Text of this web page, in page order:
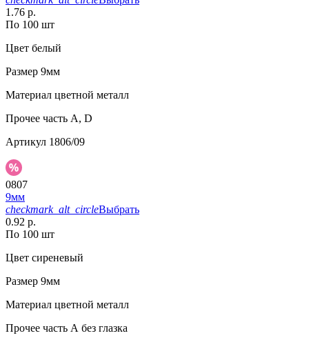
1.76 р.
По 100 шт
Цвет белый
Размер 9мм
Материал цветной металл
Прочее часть A, D
Артикул 1806/09
0807
9мм
checkmark_alt_circleВыбрать
0.92 р.
По 100 шт
Цвет сиреневый
Размер 9мм
Материал цветной металл
Прочее часть А без глазка